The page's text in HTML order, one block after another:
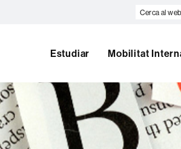
Cerca
Estudiar Mobilitat